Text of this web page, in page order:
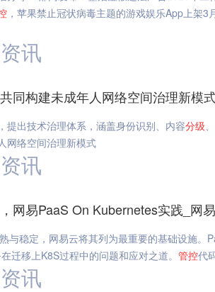
，苹果禁止冠状病毒主题的游戏娱乐App上架3
讯
同构建未成年人网络空间治理新模
提出技术治理体系，涵盖身份识别、内容分级
网络空间治理新模式
讯
网易PaaS On Kubernetes实践_网
与稳定，网易云将其列为最重要的基础设施
迁移上K8S过程中的问题和应对之道。 管控代
讯